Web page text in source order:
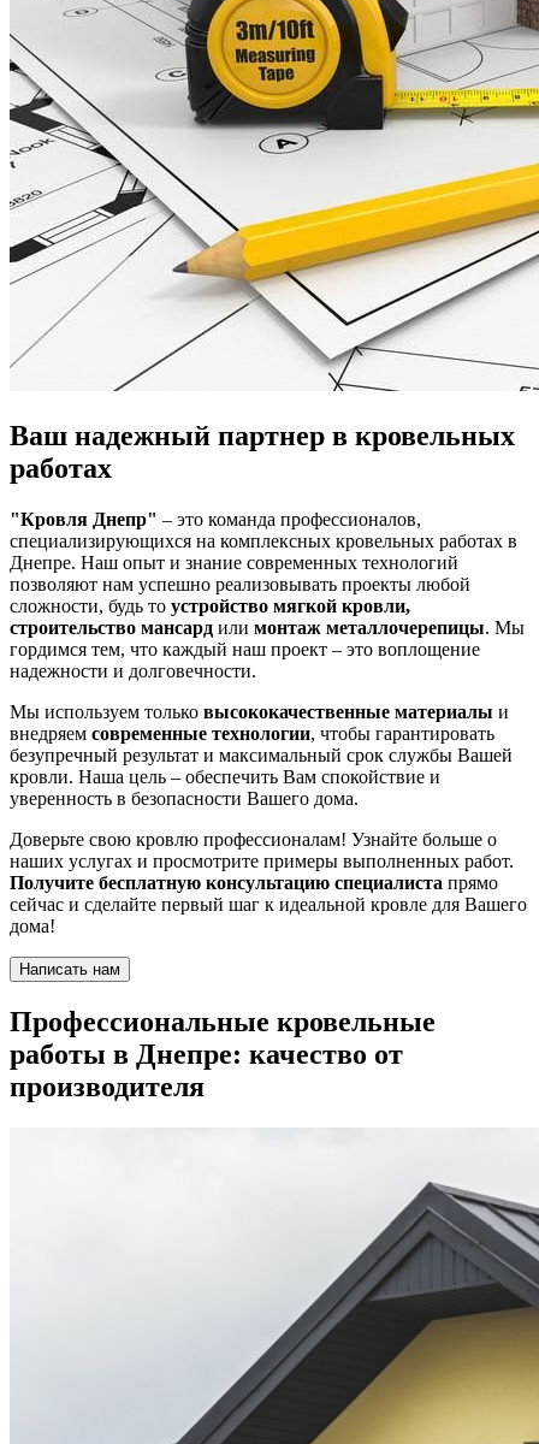
Ваш надежный партнер в кровельных
работах
"Кровля Днепр" – это команда профессионалов,
специализирующихся на комплексных кровельных работах в
Днепре. Наш опыт и знание современных технологий
позволяют нам успешно реализовывать проекты любой
сложности, будь то устройство мягкой кровли,
строительство мансард или монтаж металлочерепицы. Мы
гордимся тем, что каждый наш проект – это воплощение
надежности и долговечности.
Мы используем только высококачественные материалы и
внедряем современные технологии, чтобы гарантировать
безупречный результат и максимальный срок службы Вашей
кровли. Наша цель – обеспечить Вам спокойствие и
уверенность в безопасности Вашего дома.
Доверьте свою кровлю профессионалам! Узнайте больше о
наших услугах и просмотрите примеры выполненных работ.
Получите бесплатную консультацию специалиста прямо
сейчас и сделайте первый шаг к идеальной кровле для Вашего
дома!
Написать нам
Профессиональные кровельные
работы в Днепре: качество от
производителя